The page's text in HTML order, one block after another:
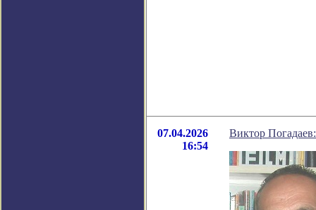
07.04.2026
16:54
Виктор